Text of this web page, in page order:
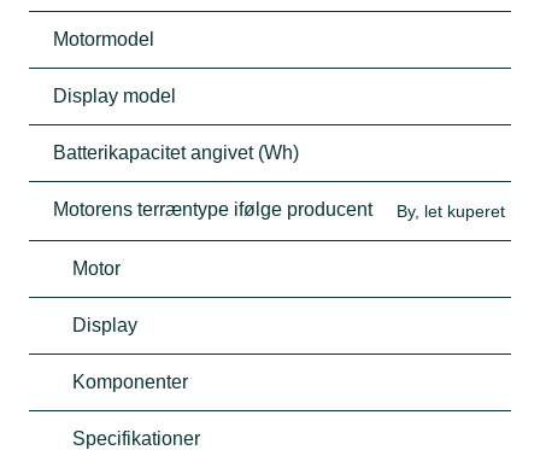
Motormodel
Display model
Batterikapacitet angivet (Wh)
Motorens terræntype ifølge producent By, let kuperet
Motor
Display
Komponenter
Specifikationer